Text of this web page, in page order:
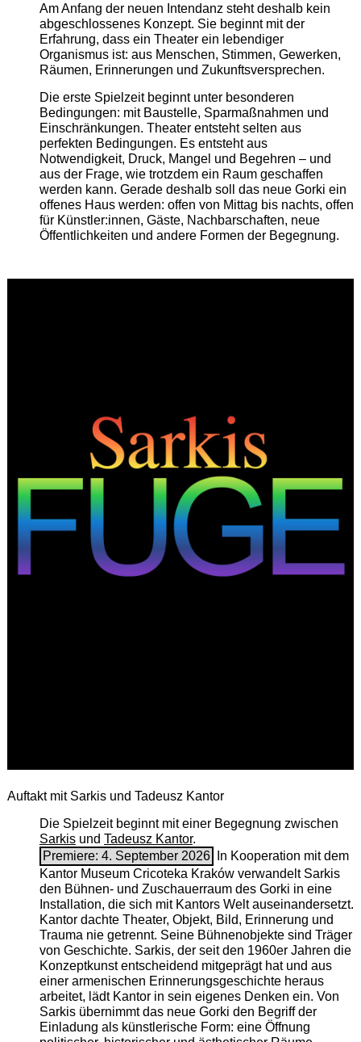
Am Anfang der neuen Intendanz steht deshalb kein
abgeschlossenes Konzept. Sie beginnt mit der
Erfahrung, dass ein Theater ein lebendiger
Organismus ist: aus Menschen, Stimmen, Gewerken,
Räumen, Erinnerungen und Zukunftsversprechen.
Die erste Spielzeit beginnt unter besonderen
Bedingungen: mit Baustelle, Sparmaßnahmen und
Einschränkungen. Theater entsteht selten aus
perfekten Bedingungen. Es entsteht aus
Notwendigkeit, Druck, Mangel und Begehren – und
aus der Frage, wie trotzdem ein Raum geschaffen
werden kann. Gerade deshalb soll das neue Gorki ein
offenes Haus werden: offen von Mittag bis nachts, offen
für Künstler:innen, Gäste, Nachbarschaften, neue
Öffentlichkeiten und andere Formen der Begegnung.
Auftakt mit Sarkis und Tadeusz Kantor
Die Spielzeit beginnt mit einer Begegnung zwischen
Sarkisund Tadeusz Kantor.
Premiere: 4. September 2026
In Kooperation mit dem
Kantor Museum Cricoteka Kraków verwandelt Sarkis
den Bühnen- und Zuschauerraum des Gorki in eine
Installation, die sich mit Kantors Welt auseinandersetzt.
Kantor dachte Theater, Objekt, Bild, Erinnerung und
Trauma nie getrennt. Seine Bühnenobjekte sind Träger
von Geschichte. Sarkis, der seit den 1960er Jahren die
Konzeptkunst entscheidend mitgeprägt hat und aus
einer armenischen ­Erinnerungsgeschichte heraus
arbeitet, lädt Kantor in sein eigenes Denken ein. Von
Sarkis übernimmt das neue Gorki den Begriff der
Einladung als künstlerische Form: eine Öffnung